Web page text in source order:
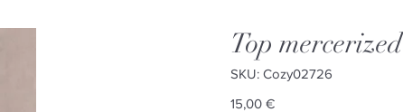
Top mercerized
SKU: Cozy02726
15,00 €Τιμή